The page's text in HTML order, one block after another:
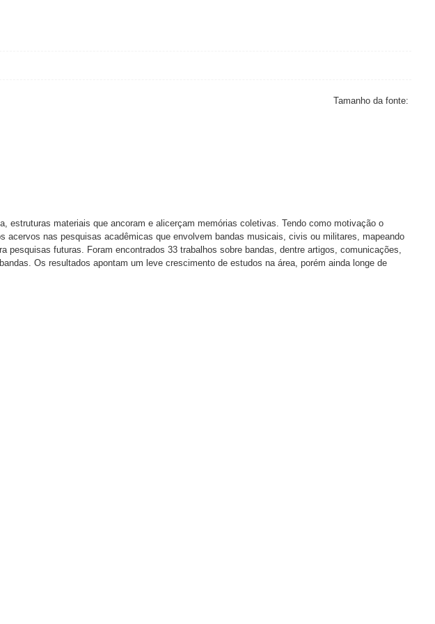
Tamanho da fonte:
estruturas materiais que ancoram e alicerçam memórias coletivas. Tendo como motivação o
nas pesquisas acadêmicas que envolvem bandas musicais, civis ou militares, mapeando
futuras. Foram encontrados 33 trabalhos sobre bandas, dentre artigos, comunicações,
Os resultados apontam um leve crescimento de estudos na área, porém ainda longe de